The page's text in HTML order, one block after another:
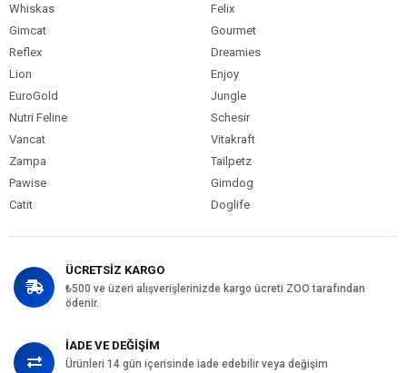
Whiskas
Felix
Gimcat
Gourmet
Reflex
Dreamies
Lion
Enjoy
EuroGold
Jungle
Nutri Feline
Schesir
Vancat
Vitakraft
Zampa
Tailpetz
Pawise
Gimdog
Catit
Doglife
ÜCRETSİZ KARGO
₺500 ve üzeri alışverişlerinizde kargo ücreti ZOO tarafından
ödenir.
İADE VE DEĞİŞİM
Ürünleri 14 gün içerisinde iade edebilir veya değişim